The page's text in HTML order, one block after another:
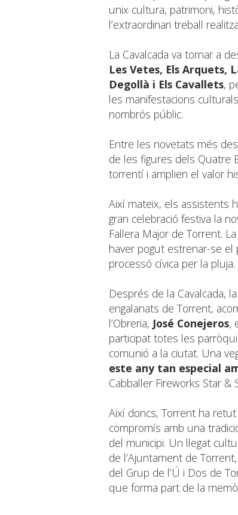
unix cultura, patrimoni,
l’extraordinari treball
La Cavalcada va tornar a
Les Vetes, Els Arquets,
Degollà i Els Cavallets,
les manifestacions
nombrós públic.
Entre les novetats més
de les figures dels Quatre
torrentí i amplien el valor
Així mateix, els assistents
gran celebració festiva la
Fallera Major de Torrent.
haver pogut estrenar-se el
processó cívica per la pluja.
Després de la Cavalcada,
engalanats de Torrent,
l’Obreria, José Conejeros,
participat totes les
comunió a la ciutat. Una
este any tan especial
Cabballer Fireworks Star &
Així doncs, Torrent ha
compromís amb una
del municipi. Un llegat
de l’Ajuntament de
del Grup de l’Ú i Dos de
que forma part de la